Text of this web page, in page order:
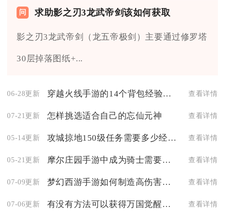
求助影之刃3龙武帝剑该如何获取
影之刃3龙武帝剑（龙五帝极剑）主要通过修罗塔
30层掉落图纸+...
06-28更新 穿越火线手游的14个背包经验互相适应吗 查看详情
07-21更新 怎样挑选适合自己的忘仙元神 查看详情
05-14更新 攻城掠地150级任务需要多少经验 查看详情
05-21更新 摩尔庄园手游中成为骑士需要满足什么条件 查看详情
07-09更新 梦幻西游手游如何制造高伤害武器 查看详情
07-06更新 有没有方法可以获得万国觉醒联盟金币 查看详情